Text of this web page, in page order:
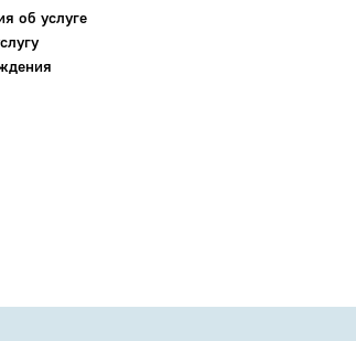
об услуге